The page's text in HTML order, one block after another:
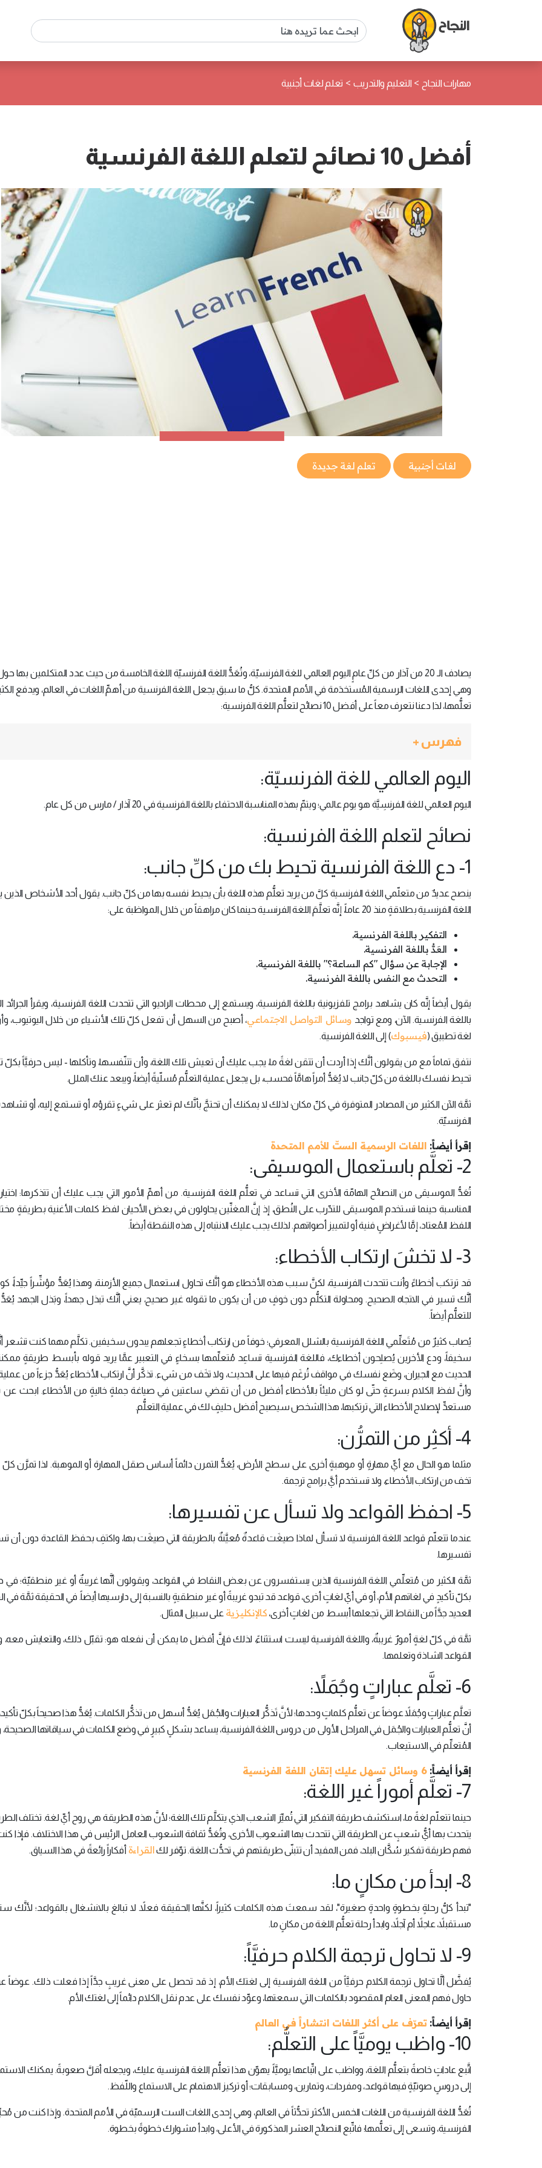
مهارات النجاح > التعليم والتدريب > تعلم لغات أجنبية
أفضل 10 نصائح لتعلم اللغة الفرنسية
لغات أجنبية تعلم لغة جديدة
يصادف الـ 20 من آذار من كلِّ عامٍ اليوم العالمي للغة الفرنسيّة، وتُعَدُّ اللغة الفرنسيّة اللغة الخامسة من حيث عدد المتكلمين بها
وهي إحدى اللغات الرسمية المُستخدَمة في الأمم المتحدة. كلُّ ما سبق يجعل اللغة الفرنسية من أهمِّ اللغات في العالم، ويدفع
تعلُّمها، لذا دعنا نتعرف معاً على أفضل 10 نصائح لتعلُّم اللغة الفرنسية:
فهرس +
اليوم العالمي للغة الفرنسيّة:
اليوم العالمي للغة الفرنسِيَّة هو يوم عالمي؛ ويتمّ بهذه المناسبة الاحتفاء باللغة الفرنسية في 20 آذار / مارس من كل عام.
نصائح لتعلم اللغة الفرنسية:
1- دع اللغة الفرنسية تحيط بك من كلِّ جانب:
ينصح عديدٌ من متعلّمي اللغة الفرنسية كلَّ من يريد تعلُّم هذه اللغة بأن يحيط نفسه بها من كلِّ جانب. يقول أحد الأشخاص الذين
اللغة الفرنسية بطلاقةٍ منذ 20 عاماً، إنَّه تعلَّمَ اللغة الفرنسية حينما كان مراهقاً من خلال المواظبة على:
التفكير باللغة الفرنسية.
العَدُّ باللغة الفرنسية.
الإجابة عن سؤال "كم الساعة؟" باللغة الفرنسية.
التحدث مع النفس باللغة الفرنسية.
يقول أيضاً إنَّه كان يشاهد برامج تلفزيونية باللغة الفرنسية، ويستمع إلى محطات الراديو التي تتحدث اللغة الفرنسية، ويقرأ الجرائد
باللغة الفرنسية. الآن، ومع تواجد وسائل التواصل الاجتماعي، أصبح من السهل أن تفعل كلّ تلك الأشياء من خلال اليوتيوب،
لغة تطبيق (فيسبوك) إلى اللغة الفرنسية.
نتفق تماماً مع من يقولون أنَّك إذا أردت أن تتقن لغةً ما، يجب عليك أن تعيش تلك اللغة، وأن تتنّفسها، وتأكلها - ليس حرفيَّاً بكلّ
تحيط نفسك باللغة من كلّ جانب لا يُعَدُّ أمراً هامَّاً فحسب، بل يجعل عملية التعلُّم مُسلّيةً أيضاً، ويبعد عنك الملل.
ثمَّة الآن الكثير من المصادر المتوفرة في كلِّ مكان؛ لذلك لا يمكنك أن تحتجَّ بأنَّك لم تعثر على شيءٍ تقرؤه، أو تستمع إليه، أو
الفرنسيّة.
إقرأ أيضاً: اللغات الرسمية الستّ للأمم المتحدة
2- تعلَّم باستعمال الموسيقى:
تُعَدُّ الموسيقى من النصائح الهامّة الأخرى التي تساعد في تعلُّم اللغة الفرنسية. من أهمِّ الأمور التي يجب عليك أن تتذكرها: اختيار
المناسبة حينما تستخدم الموسيقى للتدّرب على النُطق، إذ إنَّ المغنِّين يحاولون في بعض الأحيان لفظ كلمات الأغنية بطريقةٍ
اللفظ المُعتاد، إمَّا لأغراضٍ فنية أو لتمييز أصواتهم. لذلك يجب عليك الانتباه إلى هذه النقطة أيضاً.
3- لا تخشَ ارتكاب الأخطاء:
قد ترتكب أخطاءً وأنت تتحدث الفرنسية، لكنَّ سبب هذه الأخطاء هو أنَّك تحاول استعمال جميع الأزمنة، وهذا يُعَدُّ مؤشِّراً جيِّداً،
أنَّك تسير في الاتجاه الصحيح. ومحاولة التكلُّم دون خوفٍ من أن يكون ما تقوله غير صحيح، يعني أنَّك تبذل جهداً، وبَذل الجهد
للتعلُّم أيضاً.
يُصاب كثيرٌ من مُتَعلِّمي اللغة الفرنسية بالشلل المعرفي؛ خوفاً من ارتكاب أخطاءٍ تجعلهم يبدون سخيفين. تكلَّم مهما كنت تشعر
سخيفاً، ودع الأخرين يُصلِحون أخطاءك، فاللغة الفرنسية تساعِد مُتعلِّمها بسخاءٍ في التعبير عمَّا يريد قوله بأبسط طريقةٍ
الحديث مع الجيران، وضَع نفسك في مواقف تُرغَم فيها على الحديث، ولا تخَف من شيء. تذكَّر أنَّ ارتكاب الأخطاء يُعَدُّ جزءاً من عملية
وأنَّ لفظ الكلام بسرعةٍ حتّى لو كان مليئاً بالأخطاء أفضل من أن تقضي ساعتين في صياغة جملةٍ خاليةٍ من الأخطاء.
مستعدٍّ لإصلاح الأخطاء التي ترتكبها، هذا الشخص سيصبح أفضل حليفٍ لك في عملية التعلُّم.
4- أكثِر من التمرُّن:
مثلما هو الحال مع أيِّ مهارةٍ أو موهبةٍ أخرى على سطح الأرض، يُعَدُّ التمرن دائماً أساس صقل المهارة أو الموهبة. لذا تمرَّن كلّ
تخف من ارتكاب الأخطاء، ولا تستخدم أيَّ برامج ترجمة.
5- احفظ القواعد ولا تسأل عن تفسيرها:
عندما تتعلّم قواعد اللغة الفرنسية لا تسأل لماذا صيغَت قاعدةٌ مُعيَّنةٌ بالطريقة التي صيغَت بها، واكتفِ بحفظ القاعدة دون أن
تفسيرها.
ثمَّة الكثير من مُتعلِّمي اللغة الفرنسية الذين يستفسرون عن بعض النقاط في القواعد، ويقولون أنَّها غريبةٌ أو غير منطقيّة؛ في
بكلّ تأكيدٍ في لغاتهم الأم، أو في أيّ لغاتٍ أخرى، قواعد قد تبدو غريبةً أو غير منطقيةٍ بالنسبة إلى دارسيها أيضاً. في الحقيقة ثمَّة في
العديد جدَّاً من النقاط التي تجعلها أبسط من لغاتٍ أخرى، كالإنكليزية على سبيل المثال.
ثمَّة في كلّ لغةٍ أمورٌ غريبةٌ، واللغة الفرنسية ليست استثناءً، لذلك فإنَّ أفضل ما يمكن أن نفعله هو: تقبّل ذلك، والتعايش
القواعد الشاذة وتعلمها.
6- تعلَّم عباراتٍ وجُمَلاً:
تعلَّم عباراتٍ وجُمَلاً عوضاً عن تعلُّم كلماتٍ وحدها؛ لأنَّ تَذكُّر العبارات والجُمَل يُعَدُّ أسهل من تذكُّر الكلمات. يُعَدُّ هذا صحيحاً بكلّ تأكيد،
أنَّ تعلُّم العبارات والجُمَل في المراحل الأولى من دروس اللغة الفرنسية، يساعد بشكلٍ كبيرٍ في وضع الكلمات في سياقاتها
المُتعلِّم في الاستيعاب.
إقرأ أيضاً:6 وسائل تسهل عليك إتقان اللغة الفرنسية
7- تعلَّم أموراً غير اللغة:
حينما تتعلّم لغةً ما، استكشف طريقة التفكير التي تُميِّز الشعب الذي يتكلَّم تلك اللغة؛ لأنَّ هذه الطريقة هي روح أيِّ لغة. تختلف
يتحدث بها أيُّ شعبٍ عن الطريقة التي تتحدث بها الشعوب الأخرى، وتُعَدُّ ثقافة الشعوب العامل الرئيس في هذا الاختلاف. فإذا
فهم طريقة تفكير سُكَّان البلد، فمن المفيد أن تتبنّى طريقتهم في تحدُّث اللغة. توّفر لكالقراءة أفكاراً رائعةً في هذا السياق.
8- ابدأ من مكانٍ ما:
"تبدأ كلُّ رحلةٍ بخطوةٍ واحدةٍ صغيرة"، لقد سمعتَ هذه الكلمات كثيراً، لكنَّها الحقيقة فعلاً. لا تبالغ بالانشغال بالقواعد؛ لأنَّك
مستقبلاً، عاجلاً أم آجلاً، وابدأ رحلة تعلُّم اللغة من مكانٍ ما.
9- لا تحاول ترجمة الكلام حرفيَّاً:
يُفضَّل ألَّا تحاول ترجمة الكلام حرفيَّاً من اللغة الفرنسية إلى لغتك الأم، إذ قد تحصل على معنى غريبٍ جدَّاً إذا فعلت ذلك. عوضاً
حاول فهم المعنى العام المقصود بالكلمات التي سمعتها، وعوِّد نفسك على عدم نقل الكلام دائماً إلى لغتك الأم.
إقرأ أيضاً:تعرّف على أكثر اللغات انتشاراً في العالم
10- واظب يوميَّاً على التعلُّم:
اتَّبع عاداتٍ خاصةً بتعلُّم اللغة، وواظب على اتِّباعها يوميَّاً، يهوّن هذا تعلُّم اللغة الفرنسية عليك، ويجعله أقلَّ صعوبةً. يمكنك
إلى دروسٍ صوتيّةٍ فيها قواعد، ومفردات، وتمارين، ومسابقات؛ أو تركيز الاهتمام على الاستماع واللّفظ.
تُعَدُّ اللغة الفرنسية من اللغات الخمس الأكثر تحدُّثاً في العالم، وهي إحدى اللغات الست الرسميّة في الأمم المتحدة. وإذا كنت من
الفرنسية، وتسعى إلى تعلُّمها؛ فاتِّبع النصائح العشر المذكورة في الأعلى، وابدأ مشوارك خطوةً بخطوة.